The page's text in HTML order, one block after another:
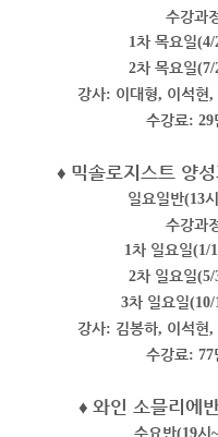
수강과
1 차 목요일(4/
2차 목요일(7/
강사: 이대형, 이석현 ,
수강료: 29
♦ 믹솔로지스트 양
일요일반(13시
수강과
1 차 일요일(1/
2차 일요일(5/
3차 일요일(10/
강사: 김봉하, 이석현 ,
수강료: 77
♦ 와인 소믈리에
수요반(19시